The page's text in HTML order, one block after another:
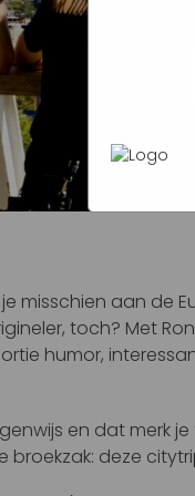
misschien aan de
toch? Met
humor,
en dat merk
broekzak: deze
heen
wordt
van je